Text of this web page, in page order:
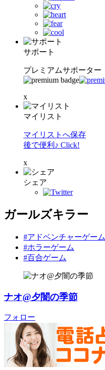
サポート
プレミアムサポーター
x
マイリスト
マイリストへ保存
後で便利♪ Click!
x
シェア
ガールズキラー
#アドベンチャーゲーム
#ホラーゲーム
#百合ゲーム
ナオ@夕闇の季節
フォロー